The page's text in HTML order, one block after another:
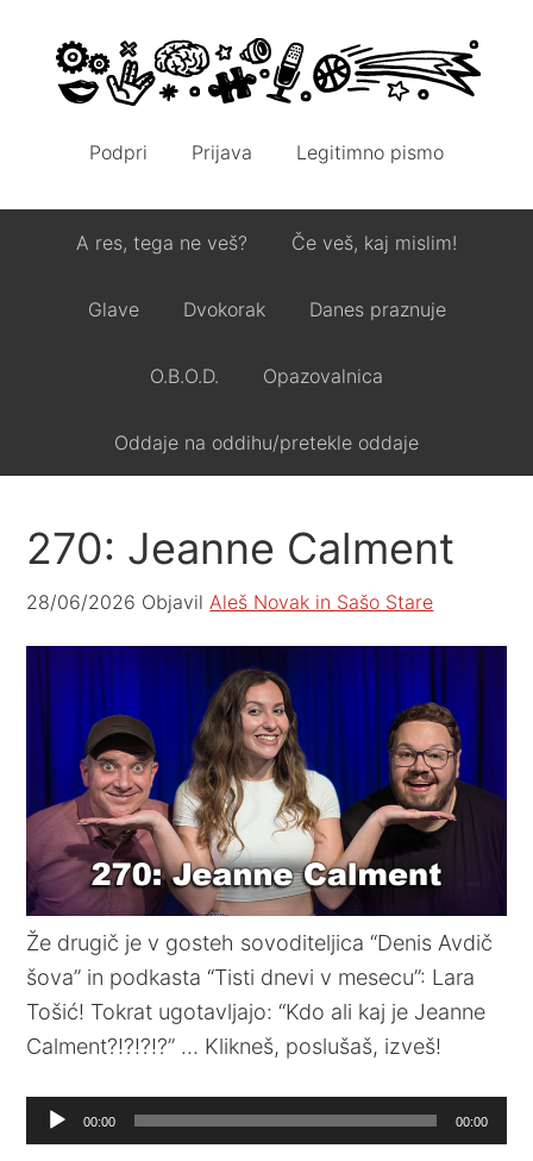
Podpri Prijava Legitimno pismo
A res, tega ne veš? Če veš, kaj mislim!
Glave Dvokorak Danes praznuje
O.B.O.D. Opazovalnica
Oddaje na oddihu/pretekle oddaje
270: Jeanne Calment
28/06/2026 ObjavilAleš Novak in Sašo Stare
Že drugič je v gosteh sovoditeljica “Denis Avdič
šova” in podkasta “Tisti dnevi v mesecu”: Lara
Tošić! Tokrat ugotavljajo: “Kdo ali kaj je Jeanne
Calment?!?!?!?” … Klikneš, poslušaš, izveš!
Audio
Player
00:00 00:00